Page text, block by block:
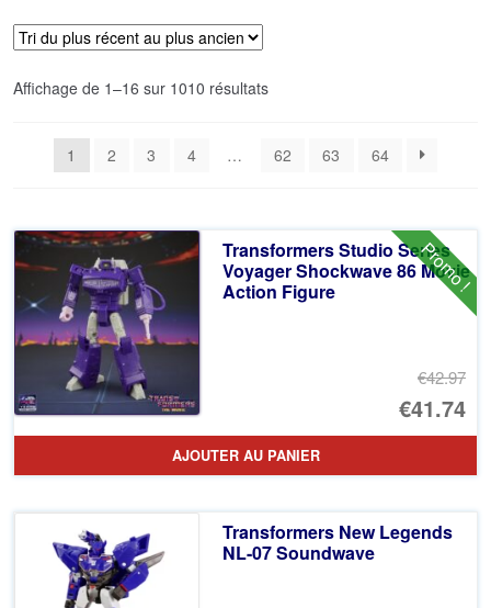
Affichage de 1–16 sur 1010 résultatsTrié
récent
1 2 3 4 … 62 63 64
Promo !
Transformers Studio Series
Voyager Shockwave 86 Movie
Action Figure
€42.97
Le
€41.74
Le
AJOUTER AU PANIER
Transformers New Legends
NL-07 Soundwave